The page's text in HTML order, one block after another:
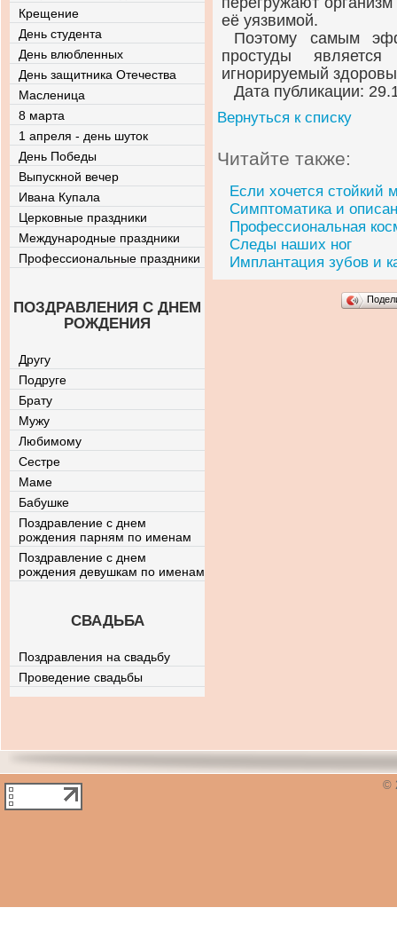
её уязвимой.
Поэтому самым
простуды
игнорируемый
Дата публикации:
Вернуться к списку
Читайте также:
Если хочется стойкий
Симптоматика и
Профессиональная
Следы наших ног
Имплантация зубов и
Крещение
День студента
День влюбленных
День защитника Отечества
Масленица
8 марта
1 апреля - день шуток
День Победы
Выпускной вечер
Ивана Купала
Церковные праздники
Международные праздники
Профессиональные праздники
ПОЗДРАВЛЕНИЯ С ДНЕМ
РОЖДЕНИЯ
Другу
Подруге
Брату
Мужу
Любимому
Сестре
Маме
Бабушке
Поздравление с днем
рождения парням по именам
Поздравление с днем
рождения девушкам по именам
СВАДЬБА
Поздравления на свадьбу
Проведение свадьбы
©